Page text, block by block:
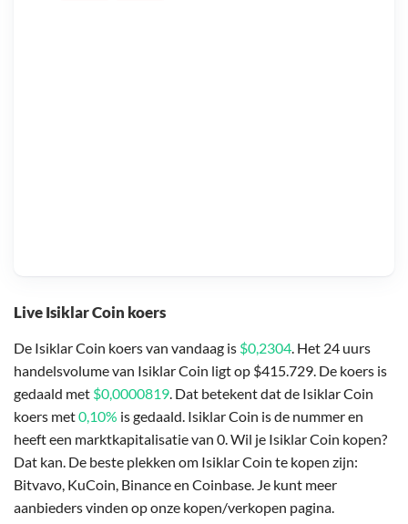
Live Isiklar Coin koers
De Isiklar Coin koers van vandaag is $0,2304. Het 24 uurs
handelsvolume van Isiklar Coin ligt op $415.729. De koers is
gedaald met $0,0000819. Dat betekent dat de Isiklar Coin
koers met0,10% is gedaald. Isiklar Coin is de nummer en
heeft een marktkapitalisatie van 0. Wil je Isiklar Coin kopen?
Dat kan. De beste plekken om Isiklar Coin te kopen zijn:
Bitvavo, KuCoin, Binance en Coinbase. Je kunt meer
aanbieders vinden op onze kopen/verkopen pagina.